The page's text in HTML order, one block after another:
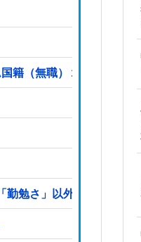
籍（無職）２人逮捕、
勉さ」以外の勝因！